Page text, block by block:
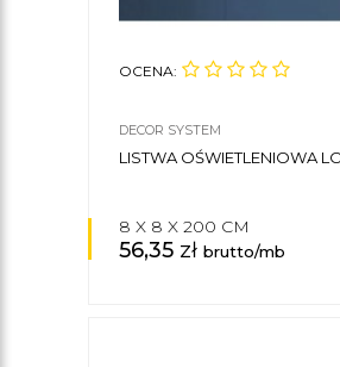
OCENA:
DECOR SYSTEM
LISTWA OŚWIETLENIOWA
8 X 8 X 200 CM
56,35 zł brutto/mb